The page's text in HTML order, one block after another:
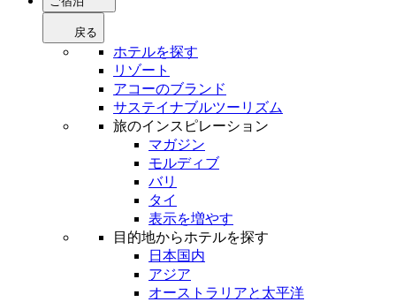
戻る
ホテルを探す
リゾート
アコーのブランド
サステイナブルツーリズム
旅のインスピレーション
マガジン
モルディブ
バリ
タイ
表示を増やす
目的地からホテルを探す
日本国内
アジア
オーストラリアと太平洋